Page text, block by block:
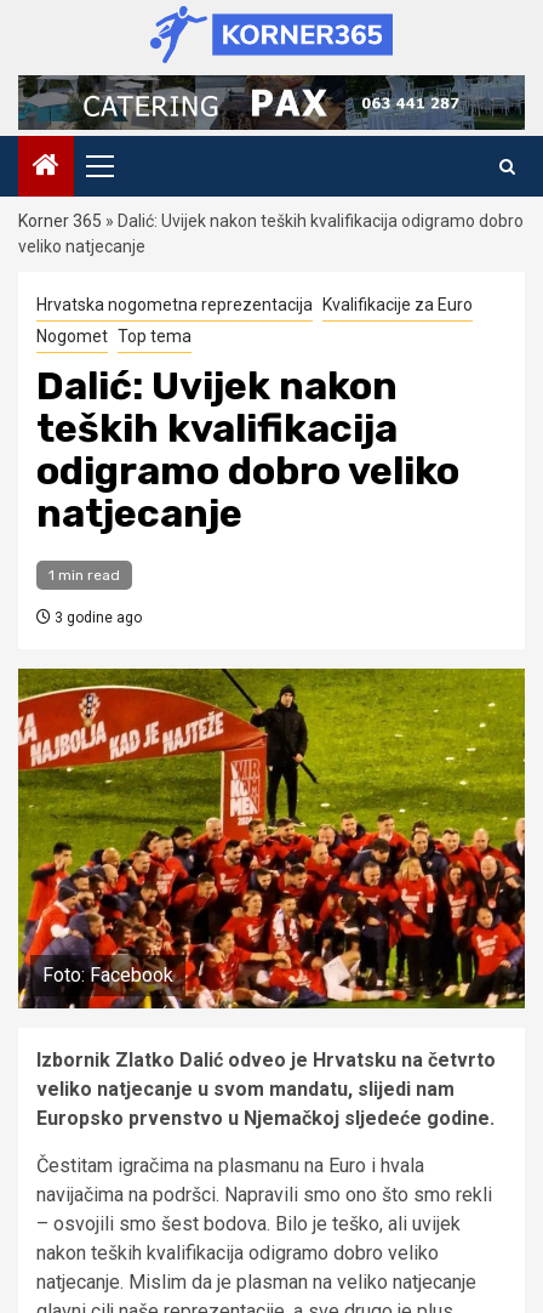
content
Primary
Menu
Korner 365 » Dalić: Uvijek nakon teških kvalifikacija odigramo dobro
veliko natjecanje
Hrvatska nogometna reprezentacija Kvalifikacije za Euro
Nogomet Top tema
Dalić: Uvijek nakon
teških kvalifikacija
odigramo dobro veliko
natjecanje
1 min read
3 godine ago
Foto: Facebook
Izbornik Zlatko Dalić odveo je Hrvatsku na četvrto
veliko natjecanje u svom mandatu, slijedi nam
Europsko prvenstvo u Njemačkoj sljedeće godine.
Čestitam igračima na plasmanu na Euro i hvala
navijačima na podršci. Napravili smo ono što smo rekli
– osvojili smo šest bodova. Bilo je teško, ali uvijek
nakon teških kvalifikacija odigramo dobro veliko
natjecanje. Mislim da je plasman na veliko natjecanje